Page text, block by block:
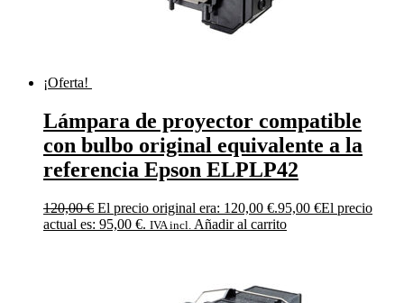
¡Oferta!
Lámpara de proyector compatible
con bulbo original equivalente a la
referencia Epson ELPLP42
120,00€ El precio original era: 120,00 €.95,00 €El precio
actual es: 95,00 €. IVA incl. Añadir al carrito